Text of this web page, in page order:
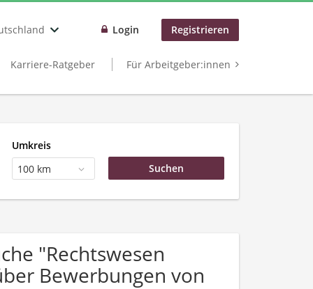
Login Registrieren
Karriere-Ratgeber Für Arbeitgeber:innen
Umkreis
100 km
"Rechtswesen
Bewerbungen von